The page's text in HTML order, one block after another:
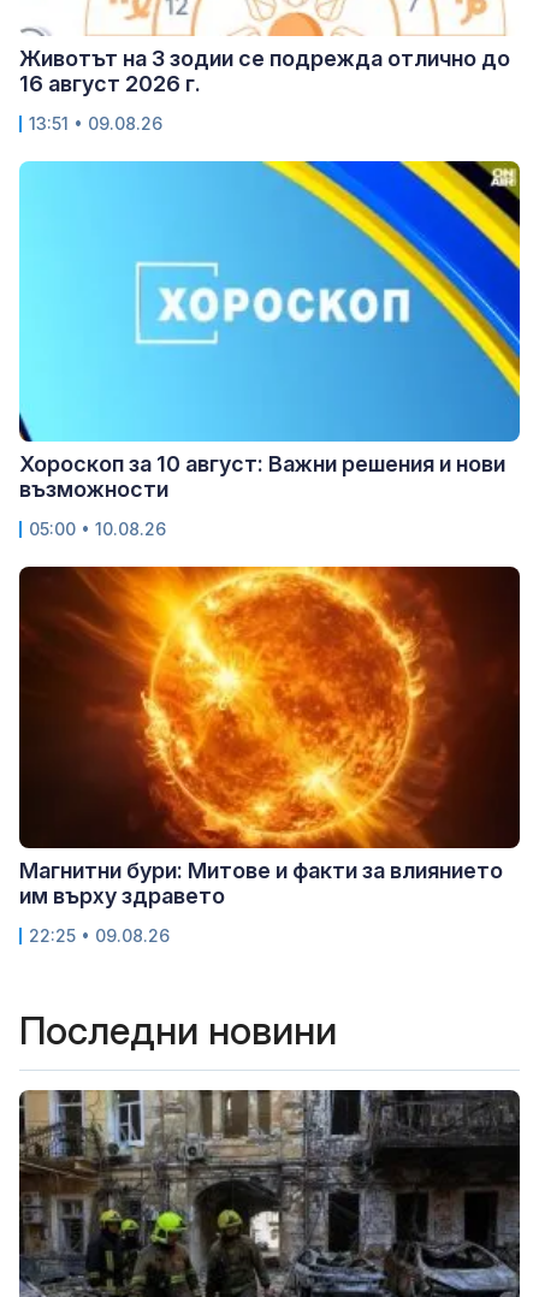
Животът на 3 зодии се подрежда отлично до
16 август 2026 г.
13:51 • 09.08.26
Хороскоп за 10 август: Важни решения и нови
възможности
05:00 • 10.08.26
Магнитни бури: Митове и факти за влиянието
им върху здравето
22:25 • 09.08.26
Последни новини